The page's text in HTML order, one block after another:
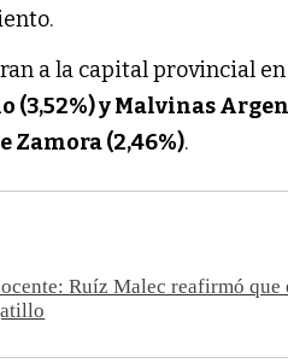
a la capital provincial
(3,52%) y Malvinas
Zamora (2,46%).
Ruíz Malec reafirmó que